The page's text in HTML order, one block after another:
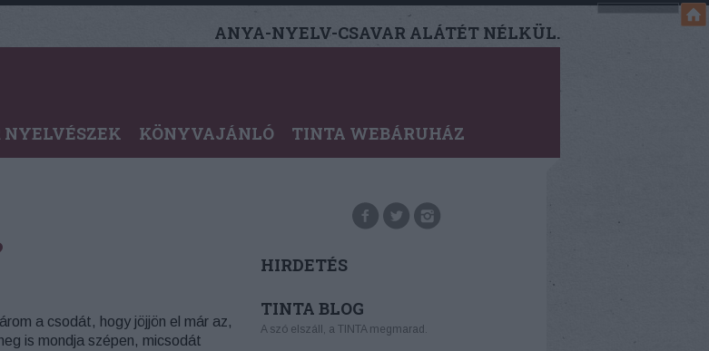
ANYA-NYELV-CSAVAR ALÁTÉT NÉLKÜL.
NYELVÉSZEK KÖNYVAJÁNLÓ TINTA WEBÁRUHÁZ
a csodát, hogy jöjjön el már az,
is mondja szépen, micsodát
HIRDETÉS
TINTA BLOG
A szó elszáll, a TINTA megmarad.